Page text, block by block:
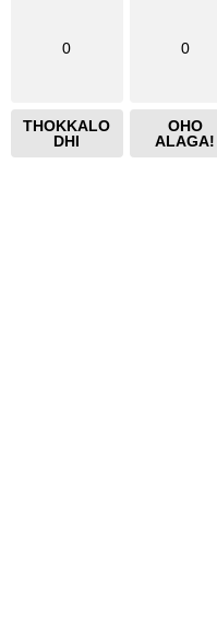
0
THOKKALO
DHI
0
OHO
ALAGA!